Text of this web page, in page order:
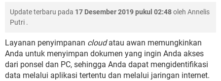
Lupa Password Gmail WiFi Tidak Berfungsi
ENSIKLOPEDIA
Front Office dan Back Office OOP - Data Enkapsulasi
Jenis-jenis Network atau Jaringan
Update terbaru pada 17 Desember 2019 pukul 02:48oleh Annelis
Putri .
Layanan penyimpanan cloudatau awan memungkinkan
Anda untuk menyimpan dokumen yang ingin Anda akses
dari ponsel dan PC, sehingga Anda dapat mengidentifikasi
data melalui aplikasi tertentu dan melalui jaringan internet.